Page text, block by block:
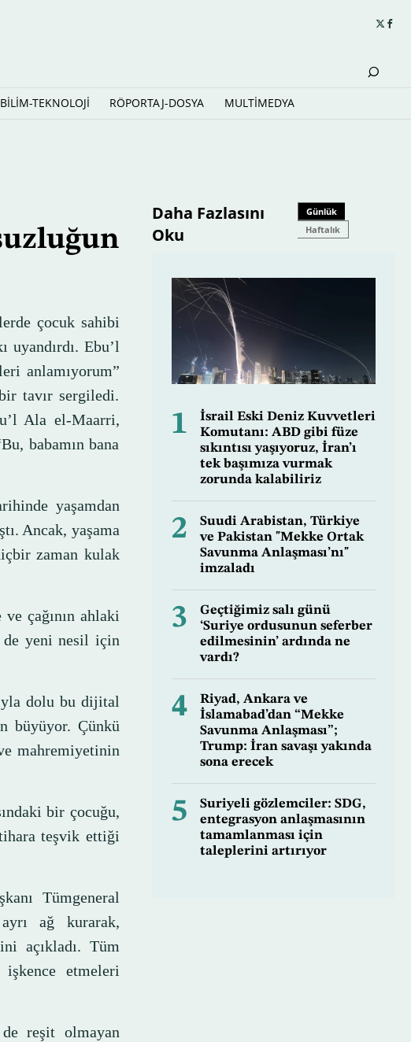
BİLİM-TEKNOLOJİ RÖPORTAJ-DOSYA MULTİMEDYA
çocuk sahibi
uyandırdı. Ebu’l
anlamıyorum”
tavır sergiledi.
Ala el-Maarri,
babamın bana
yaşamdan
Ancak, yaşama
zaman kulak
çağının ahlaki
de yeni nesil için
dolu bu dijital
büyüyor. Çünkü
mahremiyetinin
bir çocuğu,
teşvik ettiği
Tümgeneral
ağ kurarak,
açıkladı. Tüm
etmeleri
reşit olmayan
Daha Fazlasını
Oku
Günlük
Haftalık
1
İsrail Eski Deniz Kuvvetleri
Komutanı: ABD gibi füze
sıkıntısı yaşıyoruz, İran’ı
tek başımıza vurmak
zorunda kalabiliriz
2
Suudi Arabistan, Türkiye
ve Pakistan "Mekke Ortak
Savunma Anlaşması’nı"
imzaladı
3
Geçtiğimiz salı günü
‘Suriye ordusunun seferber
edilmesinin’ ardında ne
vardı?
4
Riyad, Ankara ve
İslamabad’dan “Mekke
Savunma Anlaşması”;
Trump: İran savaşı yakında
sona erecek
5
Suriyeli gözlemciler: SDG,
entegrasyon anlaşmasının
tamamlanması için
taleplerini artırıyor